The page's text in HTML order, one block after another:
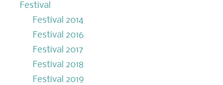
Festival
Festival 2014
Festival 2016
Festival 2017
Festival 2018
Festival 2019